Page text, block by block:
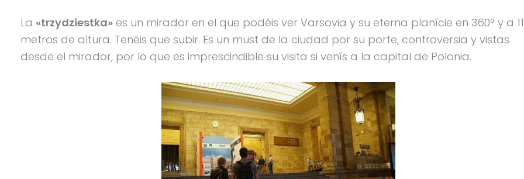
La «trzydziestka» es un mirador en el que podéis ver Varsovia y su eterna planície en 360º y a
metros de altura. Tenéis que subir. Es un must de la ciudad por su porte, controversia y vistas
desde el mirador, por lo que es imprescindible su visita si venís a la capital de Polonia.